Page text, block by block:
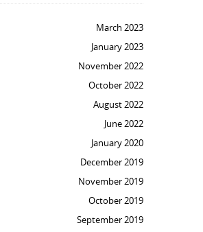
March 2023
January 2023
November 2022
October 2022
August 2022
June 2022
January 2020
December 2019
November 2019
October 2019
September 2019